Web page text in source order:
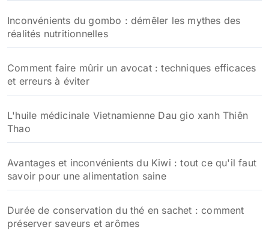
Inconvénients du gombo : démêler les mythes des
réalités nutritionnelles
Comment faire mûrir un avocat : techniques efficaces
et erreurs à éviter
L'huile médicinale Vietnamienne Dau gio xanh Thiên
Thao
Avantages et inconvénients du Kiwi : tout ce qu'il faut
savoir pour une alimentation saine
Durée de conservation du thé en sachet : comment
préserver saveurs et arômes